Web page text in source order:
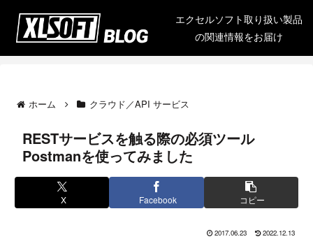
エクセルソフト取り扱い製品
の関連情報をお届け
ホーム クラウド／API サービス
RESTサービスを触る際の必須ツール
Postmanを使ってみました
X Facebook コピー
2017.06.23 2022.12.13